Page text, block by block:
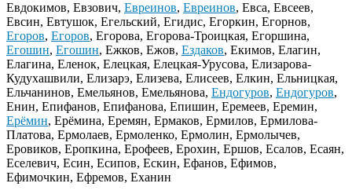
Евдокимов, Евзович, Евреинов, Евреинов, Евса, Евсеев,
Евсин, Евтушок, Егельский, Егидис, Егоркин, Егорнов,
Егоров, Егоров, Егорова, Егорова-Троицкая, Егоршина,
Егошин, Егошин, Ежков, Ежов, Ездаков, Екимов, Елагин,
Елагина, Еленок, Елецкая, Елецкая-Урусова, Елизарова-
Кудухашвили, Елизарэ, Елизева, Елисеев, Елкин, Ельницкая,
Ельчанинов, Емельянов, Емельянова, Ендогуров, Ендогуров,
Енин, Епифанов, Епифанова, Епишин, Еремеев, Еремин,
Ерёмин, Ерёмина, Еремян, Ермаков, Ермилов, Ермилова-
Платова, Ермолаев, Ермоленко, Ермолин, Ермолычев,
Еровиков, Еропкина, Ерофеев, Ерохин, Ершов, Есалов, Есаян,
Еселевич, Есин, Есипов, Ескин, Ефанов, Ефимов,
Ефимочкин, Ефремов, Еханин